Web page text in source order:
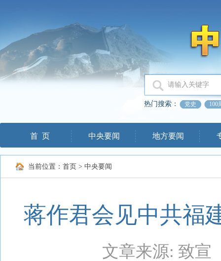
热门搜索： 党史 100
首 页 中央要闻 地方要闻
当前位置： 首页 > 中央要闻
蒋作君会见中共福
文章来源: 致宣